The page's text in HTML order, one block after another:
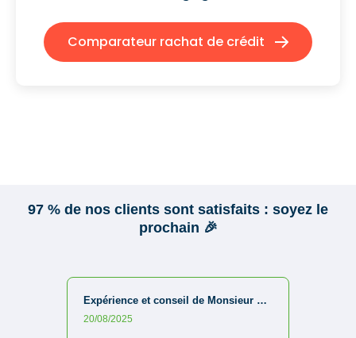
Comparateur rachat de crédit